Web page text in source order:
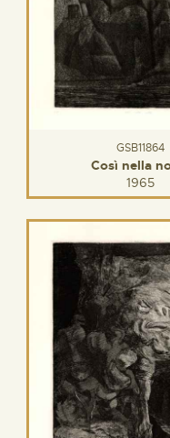
GSB11864
Così nella
1965